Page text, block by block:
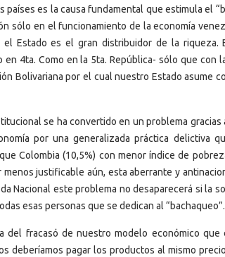
es la causa fundamental que estimula el
sólo en el funcionamiento de la economía
Estado es el gran distribuidor de la riqueza.
4ta. Como en la 5ta. República- sólo que con
Bolivariana por el cual nuestro Estado asume
se ha convertido en un problema
por una generalizada práctica delictiva
Colombia (10,5%) con menor índice de
justificable aún, esta aberrante y
Nacional este problema no desaparecerá si la
esas personas que se dedican al “bachaqueo”.
del fracasó de nuestro modelo económico que
deberíamos pagar los productos al mismo